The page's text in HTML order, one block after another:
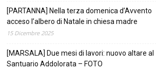
[PARTANNA] Nella terza domenica d’Avvento
acceso l’albero di Natale in chiesa madre
15 Dicembre 2025
[MARSALA] Due mesi di lavori: nuovo altare al
Santuario Addolorata – FOTO